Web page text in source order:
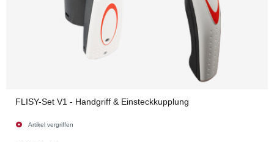
FLISY-Set V1 - Handgriff & Einsteckkupplung
Artikel vergriffen